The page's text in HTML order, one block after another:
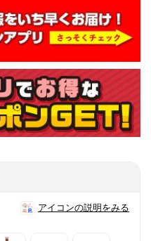
アイコンの説明をみる